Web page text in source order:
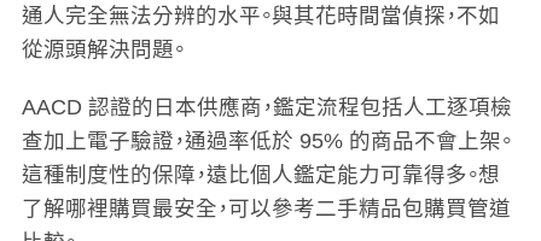
通人完全無法分辨的水平。與其花時間當偵探，不如
從源頭解決問題。
AACD 認證的日本供應商，鑑定流程包括人工逐項檢
查加上電子驗證，通過率低於 95% 的商品不會上架。
這種制度性的保障，遠比個人鑑定能力可靠得多。想
了解哪裡購買最安全，可以參考二手精品包購買管道